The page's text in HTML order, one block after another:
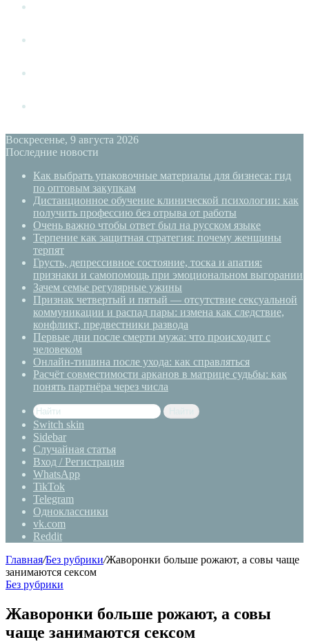
Воскресенье, 9 августа 2026
Последние новости
Как выбрать упаковочные материалы для бизнеса: гид
по оптовым закупкам
Дистанционное обучение клинической психологии: как
получить профессию без отрыва от работы
Очень важно чтобы ответ был на русском языке
Терпение как защитная стратегия: почему женщины
терпят
Грусть, депрессивное состояние, тоска и апатия:
признаки и самопомощь при эмоциональном выгорании
Зачем семье регулярные ужины
Признак четвертый и пятый — отсутствие сексуальной
коммуникации и распад пары: измена как следствие,
конфликт, предвестники развода
Первые дни после смерти мужа: что происходит с
человеком
Онлайн-тишина после ухода: как справляться
Расчёт совместимости арканов в матрице судьбы: как
понять партнёра через числа
Switch skin
Sidebar
Случайная статья
Вход / Регистрация
WhatsApp
TikTok
Telegram
Одноклассники
vk.com
Reddit
Главная/Без рубрики/Жаворонки больше рожают, а совы чаще
занимаются сексом
Без рубрики
Жаворонки больше рожают, а совы
чаще занимаются сексом